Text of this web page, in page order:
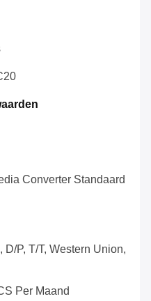
Converter Standaard
D/P, T/T, Western Union,
Per Maand